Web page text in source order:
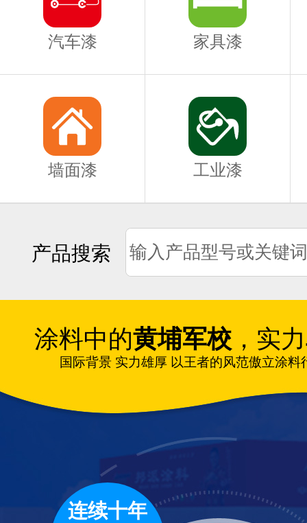
汽车漆 家具漆
墙面漆 工业漆
产品搜索
涂料中的黄埔军校 ，实力
国际背景 实力雄厚 以王者的风范傲立涂料
连续十年